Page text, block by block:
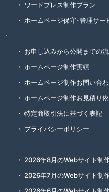
ワードプレス制作プラン
ホームページ保守･管理サー
お申し込みから公開までの
ホームページ制作実績
ホームページ制作お問い合
ホームページ制作お見積り
特定商取引法に基づく表記
プライバシーポリシー
2026年8月のWebサイト制
2026年7月のWebサイト制